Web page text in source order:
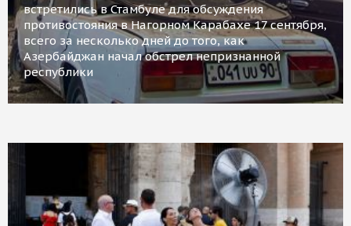
встретились в Стамбуле для обсуждения
противостояния в Нагорном Карабахе 17 сентября,
всего за несколько дней до того, как
Азербайджан начал обстрел непризнанной
республики